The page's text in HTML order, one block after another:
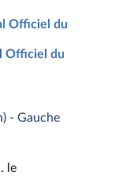
Officiel du
Officiel du
- Gauche
le